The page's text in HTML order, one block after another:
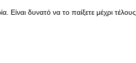
Είναι δυνατό να το παίξετε μέχρι τέλους.